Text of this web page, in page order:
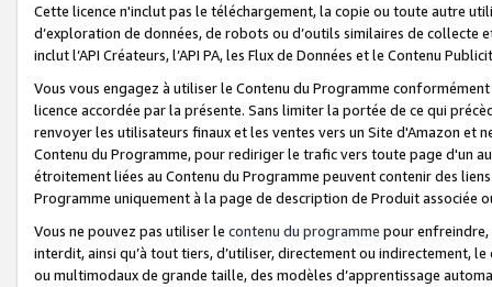
Cette licence n'inclut pas le téléchargement, la copie ou toute autre
d’exploration de données, de robots ou d’outils similaires de
inclut l’API Créateurs, l’API PA, les Flux de Données et le Contenu
Vous vous engagez à utiliser le Contenu du Programme
licence accordée par la présente. Sans limiter la portée de ce qui
renvoyer les utilisateurs finaux et les ventes vers un Site d'Amazon et
Contenu du Programme, pour rediriger le trafic vers toute page d'un
étroitement liées au Contenu du Programme peuvent contenir des
Programme uniquement à la page de description de Produit associée
Vous ne pouvez pas utiliser le contenu du programme pour
interdit, ainsi qu’à tout tiers, d’utiliser, directement ou indirectement,
ou multimodaux de grande taille, des modèles d’apprentissage